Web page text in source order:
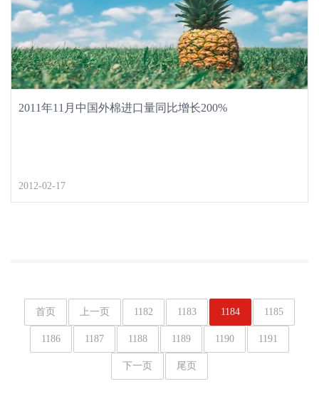
2011年11月中国外棉进口量同比增长200%
2012-02-17
首页 上一页 1182 1183 1184 1185
1186 1187 1188 1189 1190 1191
下一页 尾页